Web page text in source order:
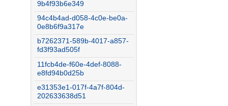
9b4f93b6e349
94c4b4ad-d058-4c0e-be0a-
0e8b6f9a317e
b7262371-589b-4017-a857-
fd3f93ad505f
11fcb4de-f60e-4def-8088-
e8fd94b0d25b
e31353e1-017f-4a7f-804d-
202633638d51